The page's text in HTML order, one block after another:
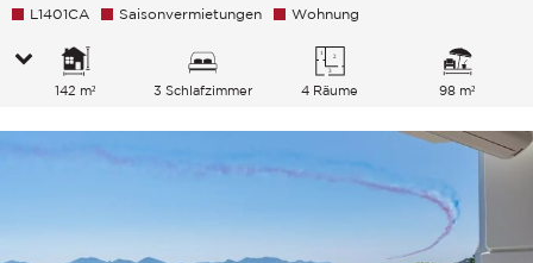
L1401CA Saisonvermietungen Wohnung
142 m² 3 Schlafzimmer 4 Räume 98 m²